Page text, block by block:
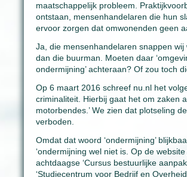
maatschappelijk probleem.
ontstaan, mensenhandelaren die hun
ervoor zorgen dat omwonenden geen
Ja, die mensenhandelaren snappen
dan die buurman. Moeten daar
ondermijning’ achteraan? Of zou toch
Op 6 maart 2016 schreef nu.nl het
criminaliteit. Hierbij gaat het om zaken
motorbendes.’ We zien dat plotseling
verboden.
Omdat dat woord ‘ondermijning’
‘ondermijning wel niet is. Op de website
achtdaagse ‘Cursus bestuurlijke
‘Studiecentrum voor Bedrijf en